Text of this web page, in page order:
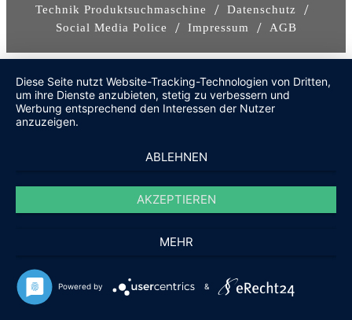
Technik Produktsuchmaschine / Datenschutz /
Social Media Police / Impressum / AGB
Diese Seite nutzt Website-Tracking-Technologien von Dritten,
um ihre Dienste anzubieten, stetig zu verbessern und
Werbung entsprechend den Interessen der Nutzer
anzuzeigen.
ABLEHNEN
AKZEPTIEREN
MEHR
Powered by &